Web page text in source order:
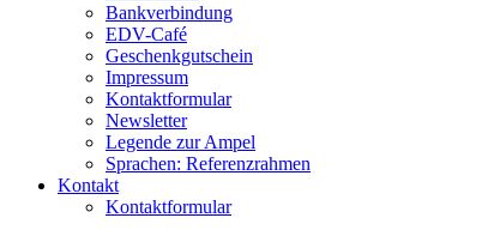
Bankverbindung
EDV-Café
Geschenkgutschein
Impressum
Kontaktformular
Newsletter
Legende zur Ampel
Sprachen: Referenzrahmen
Kontakt
Kontaktformular